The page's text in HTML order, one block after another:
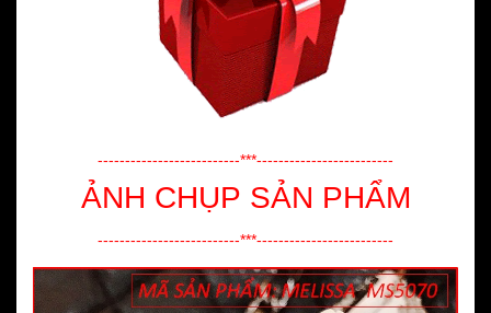
--------------------------***-------------------------
ẢNH CHỤP SẢN PHẨM
--------------------------***-------------------------